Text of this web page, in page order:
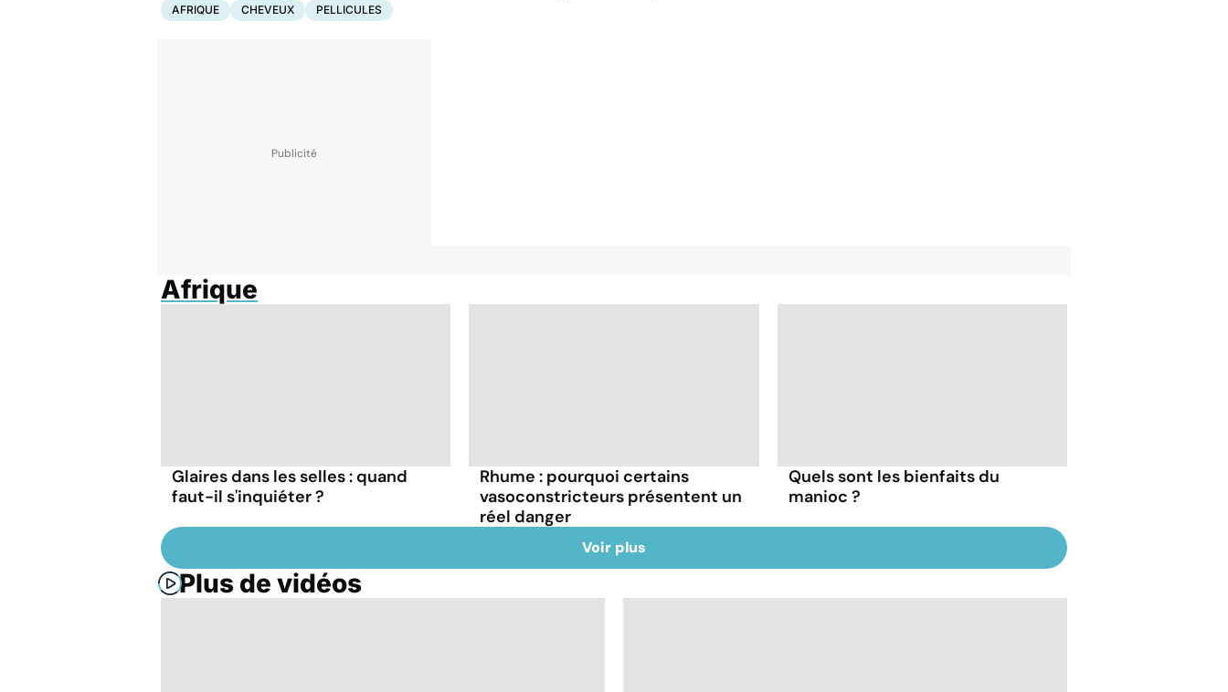
AFRIQUE CHEVEUX PELLICULES
Afrique
Glaires dans les selles : quand
faut-il s'inquiéter ?
Rhume : pourquoi certains
vasoconstricteurs présentent un
réel danger
Quels sont les bienfaits du
manioc ?
Voir plus
Plus de vidéos